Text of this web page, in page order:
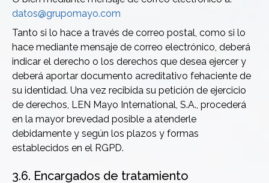
datos@grupomayo.com
Tanto si lo hace a través de correo postal, como si lo
hace mediante mensaje de correo electrónico, deberá
indicar el derecho o los derechos que desea ejercer y
deberá aportar documento acreditativo fehaciente de
su identidad. Una vez recibida su petición de ejercicio
de derechos, LEN Mayo International, S.A., procederá
en la mayor brevedad posible a atenderle
debidamente y según los plazos y formas
establecidos en el RGPD.
3.6. Encargados de tratamiento